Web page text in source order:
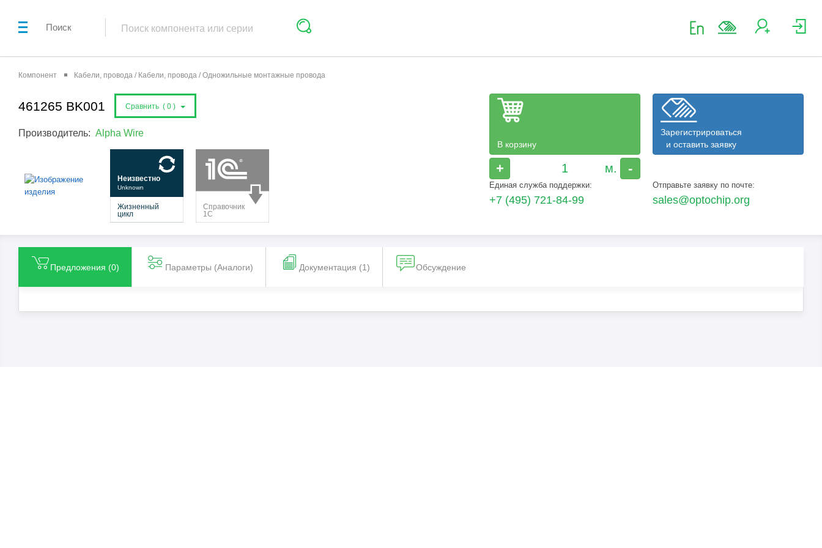
Поиск
Компонент Кабели, провода / Кабели, провода / Одножильные монтажные провода
461265 BK001 Сравнить ( 0 )
Производитель: Alpha Wire
В корзину
+ -
Зарегистрироваться
и оставить заявку
Единая служба поддержки:
+7 (495) 721-84-99
Отправьте заявку по почте:
sales@optochip.org
Предложения (0) Параметры (Aналоги) Документация (1) Обсуждение